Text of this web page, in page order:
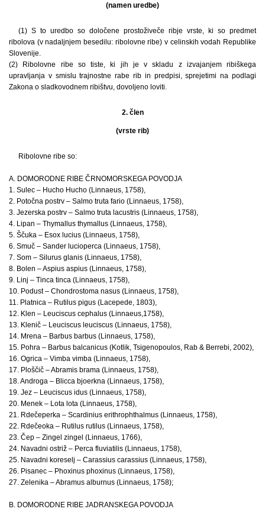
(namen uredbe)
(1) S to uredbo so določene prostoživeče ribje vrste, ki so predmet
ribolova (v nadaljnjem besedilu: ribolovne ribe) v celinskih vodah Republike
Slovenije.
(2) Ribolovne ribe so tiste, ki jih je v skladu z izvajanjem ribiškega
upravljanja v smislu trajnostne rabe rib in predpisi, sprejetimi na podlagi
Zakona o sladkovodnem ribištvu, dovoljeno loviti.
2. člen
(vrste rib)
Ribolovne ribe so:
A. DOMORODNE RIBE ČRNOMORSKEGA POVODJA
1. Sulec – Hucho Hucho (Linnaeus, 1758),
2. Potočna postrv – Salmo truta fario (Linnaeus, 1758),
3. Jezerska postrv – Salmo truta lacustris (Linnaeus, 1758),
4. Lipan – Thymallus thymallus (Linnaeus, 1758),
5. Ščuka – Esox lucius (Linnaeus, 1758),
6. Smuč – Sander lucioperca (Linnaeus, 1758),
7. Som – Silurus glanis (Linnaeus, 1758),
8. Bolen – Aspius aspius (Linnaeus, 1758),
9. Linj – Tinca tinca (Linnaeus, 1758),
10. Podust – Chondrostoma nasus (Linnaeus, 1758),
11. Platnica – Rutilus pigus (Lacepede, 1803),
12. Klen – Leuciscus cephalus (Linnaeus,1758),
13. Klenič – Leuciscus leuciscus (Linnaeus, 1758),
14. Mrena – Barbus barbus (Linnaeus, 1758),
15. Pohra – Barbus balcanicus (Kotlik, Tsigenopoulos, Rab & Berrebi, 2002),
16. Ogrica – Vimba vimba (Linnaeus, 1758),
17. Ploščič – Abramis brama (Linnaeus, 1758),
18. Androga – Blicca bjoerkna (Linnaeus, 1758),
19. Jez – Leuciscus idus (Linnaeus, 1758),
20. Menek – Lota lota (Linnaeus, 1758),
21. Rdečeperka – Scardinius erithrophthalmus (Linnaeus, 1758),
22. Rdečeoka – Rutilus rutilus (Linnaeus, 1758),
23. Čep – Zingel zingel (Linnaeus, 1766),
24. Navadni ostriž – Perca fluviatilis (Linnaeus, 1758),
25. Navadni koreselj – Carassius carassius (Linnaeus, 1758),
26. Pisanec – Phoxinus phoxinus (Linnaeus, 1758),
27. Zelenika – Abramus alburnus (Linnaeus, 1758);
B. DOMORODNE RIBE JADRANSKEGA POVODJA